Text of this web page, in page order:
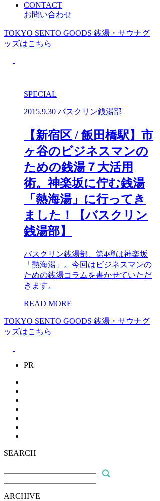
CONTACT
お問い合わせ
TOKYO SENTO GOODS 銭湯・サウナグ
ッズはこちら
SPECIAL
2015.9.30 バスクリン銭湯部
【新宿区 / 飯田橋駅】市
ヶ谷のビジネスマンの
ための銭湯７大活用
術。神楽坂に佇む銭湯
「熱海湯」に行ってき
ました！【バスクリン
銭湯部】
バスクリン銭湯部、第4弾は神楽坂
「熱海湯」。今回はビジネスマンの
ための銭湯コラムを書かせていただ
きます。
READ MORE
TOKYO SENTO GOODS 銭湯・サウナグ
ッズはこちら
PR
SEARCH
ARCHIVE